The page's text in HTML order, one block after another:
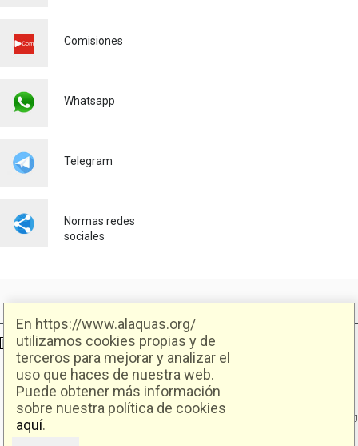
En https://www.alaquas.org/
utilizamos cookies propias y de
terceros para mejorar y analizar el
uso que haces de nuestra web.
Puede obtener más información
sobre nuestra política de cookies
aquí.
Educación 03/03/2026
Comisiones
Whatsapp
Telegram
Normas redes
sociales
Ajuntament d'Alaquàs Creative Commons
Ajuntament d'Alaquàs.
C/. Major 88. CP: 46970 Alaquàs.dir3: L01460057
Tel.: 96 151 94 00 | FAX: 96 151 94 03 | info@alaquas.org